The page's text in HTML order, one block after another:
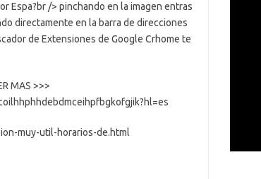
Espa?br /> pinchando en la imagen entras
directamente en la barra de direcciones
de Extensiones de Google Crhome te
MAS >>>
muy-util-horarios-de.html